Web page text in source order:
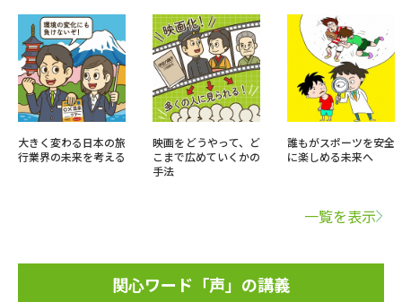
大きく変わる日本の旅
行業界の未来を考える
映画をどうやって、ど
こまで広めていくかの
手法
誰もがスポーツを安全
に楽しめる未来へ
一覧を表示
関心ワード「声」の講義